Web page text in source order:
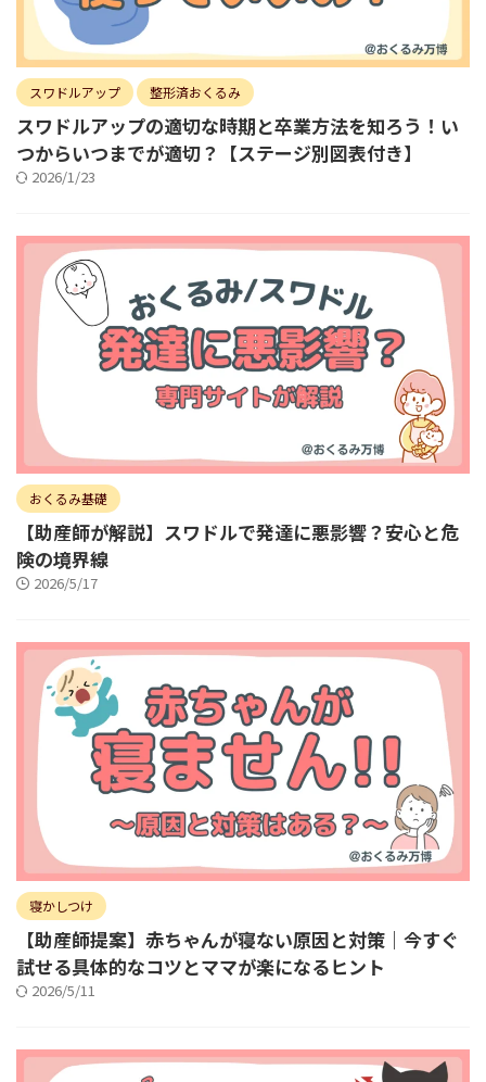
スワドルアップ 整形済おくるみ
スワドルアップの適切な時期と卒業方法を知ろう！い
つからいつまでが適切？【ステージ別図表付き】
2026/1/23
おくるみ基礎
【助産師が解説】スワドルで発達に悪影響？安心と危
険の境界線
2026/5/17
寝かしつけ
【助産師提案】赤ちゃんが寝ない原因と対策｜今すぐ
試せる具体的なコツとママが楽になるヒント
2026/5/11